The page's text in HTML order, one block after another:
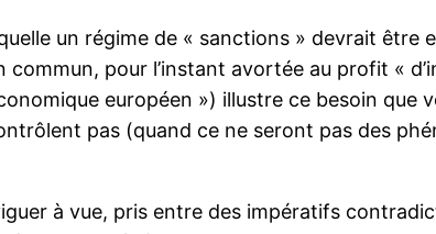
un régime de « sanctions » devrait être
pour l’instant avortée au profit «
européen ») illustre ce besoin que
pas (quand ce ne seront pas des
à vue, pris entre des impératifs